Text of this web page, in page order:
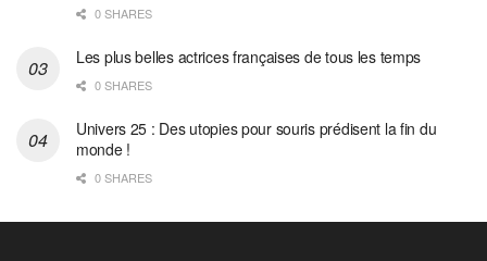
0 SHARES
Les plus belles actrices françaises de tous les temps
0 SHARES
Univers 25 : Des utopies pour souris prédisent la fin du
monde !
0 SHARES